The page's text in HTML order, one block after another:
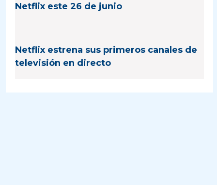
Netflix este 26 de junio
Netflix estrena sus primeros canales de
televisión en directo